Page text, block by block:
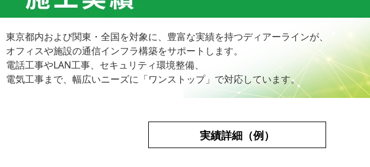
東京都内および関東・全国を対象に、豊富な実績を持つディアーラインが、
オフィスや施設の通信インフラ構築をサポートします。
電話工事やLAN工事、セキュリティ環境整備、
電気工事まで、幅広いニーズに「ワンストップ」で対応しています。
実績詳細（例）